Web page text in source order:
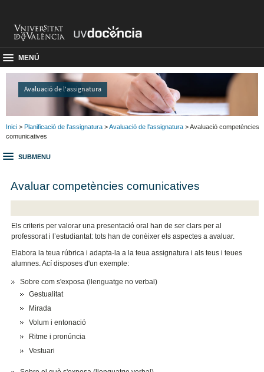
MENÚ
Avaluació de l'assignatura
Inici > Planificació de l'assignatura >Avaluació de l'assignatura > Avaluació competències
comunicatives
SUBMENU
Avaluar competències comunicatives
Els criteris per valorar una presentació oral han de ser clars per al
professorat i l’estudiantat: tots han de conèixer els aspectes a avaluar.
Elabora la teua rúbrica i adapta-la a la teua assignatura i als teus i teues
alumnes. Ací disposes d'un exemple:
Sobre com s'exposa (llenguatge no verbal)
Gestualitat
Mirada
Volum i entonació
Ritme i pronúncia
Vestuari